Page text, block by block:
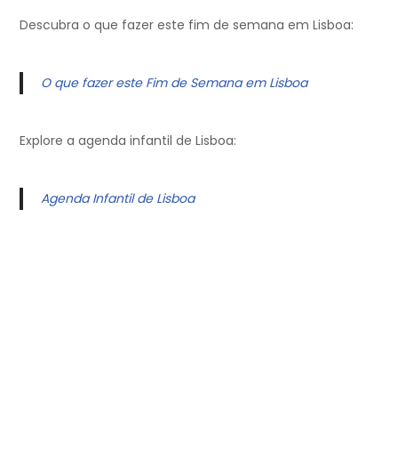
Descubra o que fazer este fim de semana em Lisboa:
O que fazer este Fim de Semana em Lisboa
Explore a agenda infantil de Lisboa:
Agenda Infantil de Lisboa